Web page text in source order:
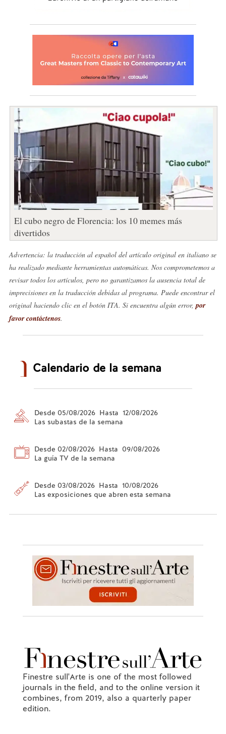
El cubo negro de Florencia: los 10 memes más
divertidos
Advertencia: la traducción al español del artículo original en italiano se
ha realizado mediante herramientas automáticas. Nos comprometemos a
revisar todos los artículos, pero no garantizamos la ausencia total de
imprecisiones en la traducción debidas al programa. Puede encontrar el
original haciendo clic en el botón ITA. Si encuentra algún error, por
favor contáctenos.
Calendario de la semana
Desde 05/08/2026 Hasta 12/08/2026
Las subastas de la semana
Desde 02/08/2026 Hasta 09/08/2026
La guía TV de la semana
Desde 03/08/2026 Hasta 10/08/2026
Las exposiciones que abren esta semana
Finestre sull'Arte is one of the most followed
journals in the field, and to the online version it
combines, from 2019, also a quarterly paper
edition.